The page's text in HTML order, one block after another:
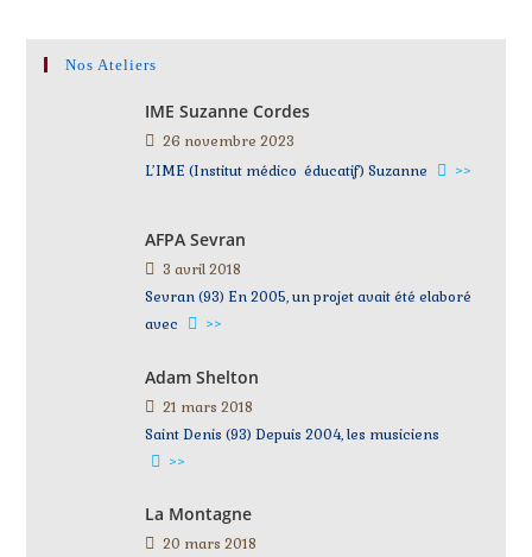
Nos Ateliers
IME Suzanne Cordes
26 novembre 2023
L’IME (Institut médico éducatif) Suzanne
>>
AFPA Sevran
3 avril 2018
Sevran (93) En 2005, un projet avait été elaboré
avec
>>
Adam Shelton
21 mars 2018
Saint Denis (93) Depuis 2004, les musiciens
>>
La Montagne
20 mars 2018